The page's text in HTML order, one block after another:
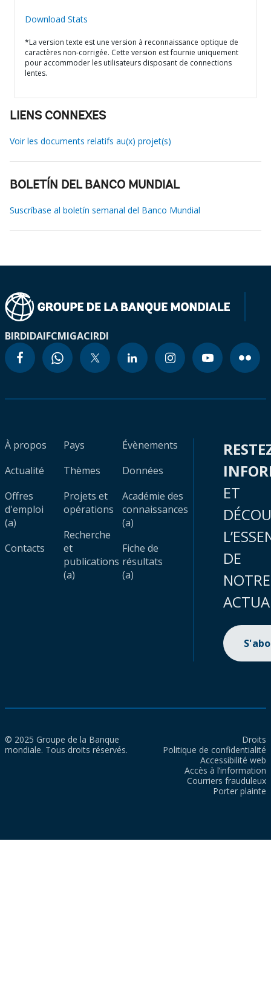
Download Stats
*La version texte est une version à reconnaissance optique de
caractères non-corrigée. Cette version est fournie uniquement
pour accommoder les utilisateurs disposant de connections
lentes.
LIENS CONNEXES
Voir les documents relatifs au(x) projet(s)
BOLETÍN DEL BANCO MUNDIAL
Suscríbase al boletín semanal del Banco Mundial
BIRDIDAIFCMIGACIRDI
À propos
Actualité
Offres
d'emploi
(a)
Contacts
Pays
Thèmes
Projets et
opérations
Recherche
et
publications
(a)
Évènements
Données
Académie des
connaissances
(a)
Fiche de
résultats
(a)
ET
DE
NOTRE
© 2025 Groupe de la Banque
mondiale. Tous droits réservés.
Droits
Politique de confidentialité
Accessibilité web
Accès à l’information
Courriers frauduleux
Porter plainte